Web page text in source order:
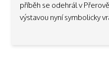
příběh se odehrál v
výstavou nyní symbolicky